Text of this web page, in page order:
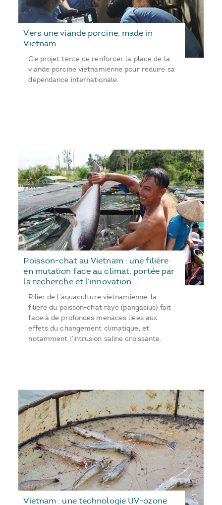
Vers une viande porcine, made in
Vietnam
Ce projet tente de renforcer la place de la
viande porcine vietnamienne pour réduire sa
dépendance internationale.
Poisson-chat au Vietnam : une filière
en mutation face au climat, portée par
la recherche et l’innovation
Pilier de l’aquaculture vietnamienne, la
filière du poisson-chat rayé (pangasius) fait
face à de profondes menaces liées aux
effets du changement climatique, et
notamment l’intrusion saline croissante.
Vietnam : une technologie UV-ozone